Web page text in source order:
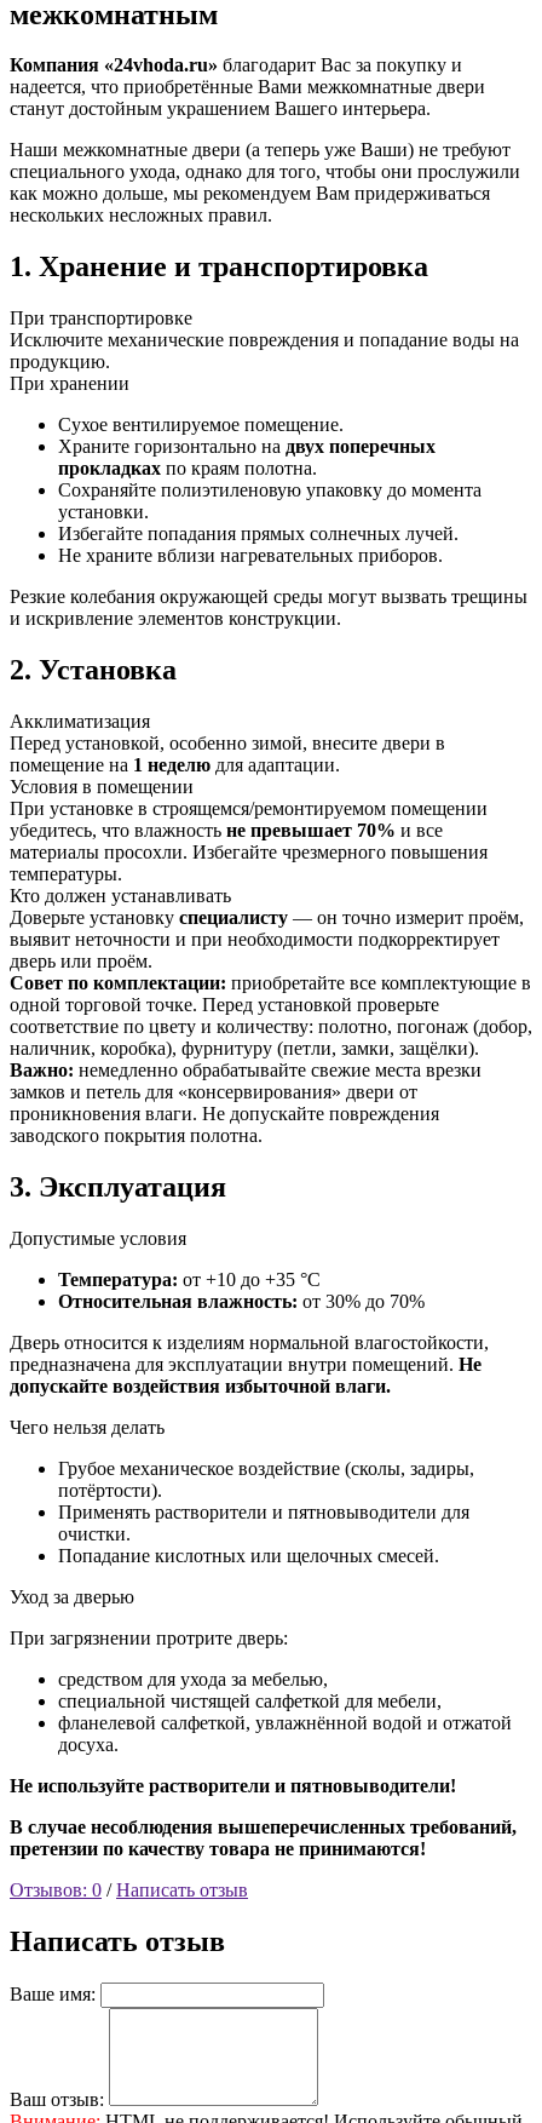
межкомнатным
Компания «24vhoda.ru» благодарит Вас за покупку и
надеется, что приобретённые Вами межкомнатные двери
станут достойным украшением Вашего интерьера.
Наши межкомнатные двери (а теперь уже Ваши) не требуют
специального ухода, однако для того, чтобы они прослужили
как можно дольше, мы рекомендуем Вам придерживаться
нескольких несложных правил.
1. Хранение и транспортировка
При транспортировке
Исключите механические повреждения и попадание воды на
продукцию.
При хранении
Сухое вентилируемое помещение.
Храните горизонтально на двух поперечных
прокладках по краям полотна.
Сохраняйте полиэтиленовую упаковку до момента
установки.
Избегайте попадания прямых солнечных лучей.
Не храните вблизи нагревательных приборов.
Резкие колебания окружающей среды могут вызвать трещины
и искривление элементов конструкции.
2. Установка
Акклиматизация
Перед установкой, особенно зимой, внесите двери в
помещение на 1 неделю для адаптации.
Условия в помещении
При установке в строящемся/ремонтируемом помещении
убедитесь, что влажность не превышает 70% и все
материалы просохли. Избегайте чрезмерного повышения
температуры.
Кто должен устанавливать
Доверьте установку специалисту — он точно измерит проём,
выявит неточности и при необходимости подкорректирует
дверь или проём.
Совет по комплектации: приобретайте все комплектующие в
одной торговой точке. Перед установкой проверьте
соответствие по цвету и количеству: полотно, погонаж (добор,
наличник, коробка), фурнитуру (петли, замки, защёлки).
Важно: немедленно обрабатывайте свежие места врезки
замков и петель для «консервирования» двери от
проникновения влаги. Не допускайте повреждения
заводского покрытия полотна.
3. Эксплуатация
Допустимые условия
Температура: от +10 до +35 °C
Относительная влажность: от 30% до 70%
Дверь относится к изделиям нормальной влагостойкости,
предназначена для эксплуатации внутри помещений. Не
допускайте воздействия избыточной влаги.
Чего нельзя делать
Грубое механическое воздействие (сколы, задиры,
потёртости).
Применять растворители и пятновыводители для
очистки.
Попадание кислотных или щелочных смесей.
Уход за дверью
При загрязнении протрите дверь:
средством для ухода за мебелью,
специальной чистящей салфеткой для мебели,
фланелевой салфеткой, увлажнённой водой и отжатой
досуха.
Не используйте растворители и пятновыводители!
В случае несоблюдения вышеперечисленных требований,
претензии по качеству товара не принимаются!
Отзывов: 0 /Написать отзыв
Написать отзыв
Ваше имя:
Ваш отзыв: